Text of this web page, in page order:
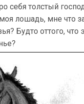
себя толстый
лошадь, мне что
Будто оттого,